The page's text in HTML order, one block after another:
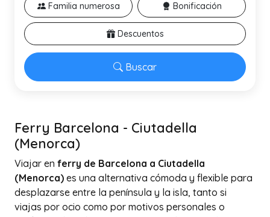
Buscar
Familia numerosa Bonificación
Descuentos
Ferry Barcelona - Ciutadella
(Menorca)
Viajar en ferry de Barcelona a Ciutadella
(Menorca) es una alternativa cómoda y flexible para
desplazarse entre la península y la isla, tanto si
viajas por ocio como por motivos personales o